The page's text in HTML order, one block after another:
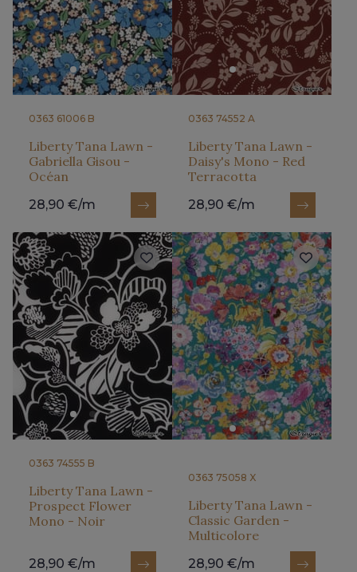
0363 61006 B
Liberty Tana Lawn -
Gabriella Gisou -
Océan
28,90 €/m
0363 74552 A
Liberty Tana Lawn -
Daisy's Mono - Red
Terracotta
28,90 €/m
0363 74555 B
Liberty Tana Lawn -
Prospect Flower
Mono - Noir
28,90 €/m
0363 75058 X
Liberty Tana Lawn -
Classic Garden -
Multicolore
28,90 €/m